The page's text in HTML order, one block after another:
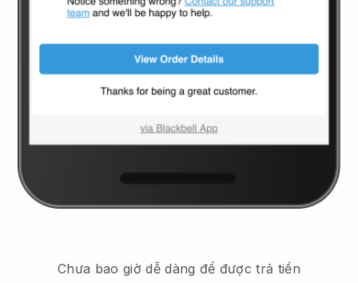
Chưa bao giờ dễ dàng để được trả tiền